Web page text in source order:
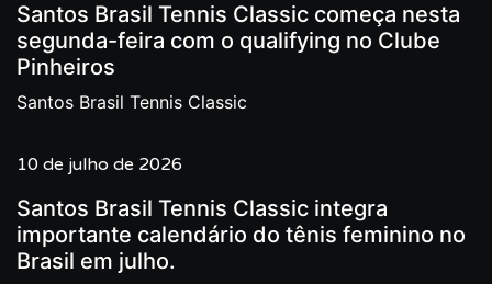
Santos Brasil Tennis Classic começa nesta
segunda-feira com o qualifying no Clube
Pinheiros
Santos Brasil Tennis Classic
10 de julho de 2026
Santos Brasil Tennis Classic integra
importante calendário do tênis feminino no
Brasil em julho.